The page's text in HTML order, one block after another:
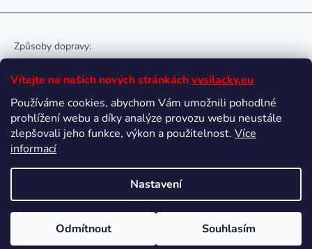
Vítejte na našich nových stránkáchvysilacky.eu
Používáme cookies, abychom Vám umožnili pohodlné
prohlížení webu a díky analýze provozu webu neustále
zlepšovali jeho funkce, výkon a použitelnost. Více
informací
Nastavení
Odmítnout Souhlasím
p
u
Způsoby dopravy:
Oblíbené způsoby platby:
Vytvořil Shoptet
Copyright 2026vysilacky.eu . Všechna práva vyhrazena.